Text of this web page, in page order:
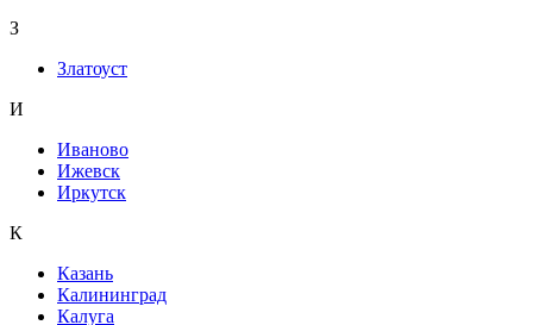
З
Златоуст
И
Иваново
Ижевск
Иркутск
К
Казань
Калининград
Калуга